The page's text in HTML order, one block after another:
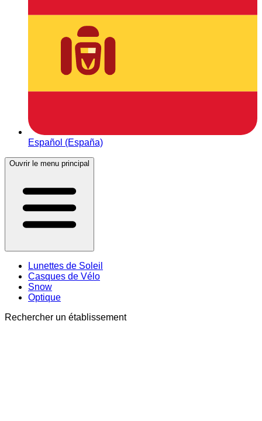
Español (España)
Ouvrir le menu principal
Lunettes de Soleil
Casques de Vélo
Snow
Optique
Rechercher un établissement